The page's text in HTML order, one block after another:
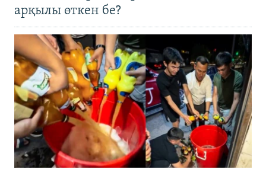
арқылы өткен бе?